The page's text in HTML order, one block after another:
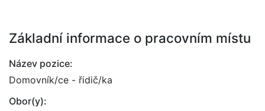
Základní informace o pracovním místu
Název pozice:
Domovník/ce - řidič/ka
Obor(y):